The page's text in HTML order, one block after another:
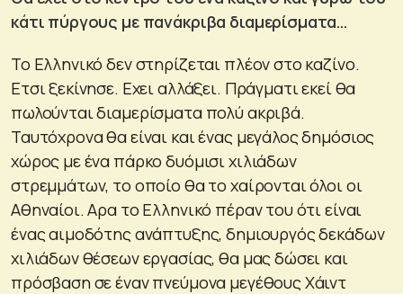
κάτι πύργους με πανάκριβα διαμερίσματα…
Το Ελληνικό δεν στηρίζεται πλέον στο καζίνο.
Ετσι ξεκίνησε. Εχει αλλάξει. Πράγματι εκεί θα
πωλούνται διαμερίσματα πολύ ακριβά.
Ταυτόχρονα θα είναι και ένας μεγάλος δημόσιος
χώρος με ένα πάρκο δυόμισι χιλιάδων
στρεμμάτων, το οποίο θα το χαίρονται όλοι οι
Αθηναίοι. Αρα το Ελληνικό πέραν του ότι είναι
ένας αιμοδότης ανάπτυξης, δημιουργός δεκάδων
χιλιάδων θέσεων εργασίας, θα μας δώσει και
πρόσβαση σε έναν πνεύμονα μεγέθους Χάιντ